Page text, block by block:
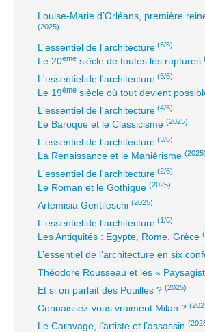
Louise-Marie d’Orléans, première
(2025)
L'essentiel de l'architecture (6/6)
Le 20ème siècle de toutes les ruptures
L'essentiel de l'architecture (5/6)
Le 19ème siècle où tout devient
L'essentiel de l'architecture (4/6)
Le Baroque et le Classicisme (2025)
L'essentiel de l'architecture (3/6)
La Renaissance et le Maniérisme (2025)
L'essentiel de l'architecture (2/6)
Le Roman et le Gothique (2025)
Artemisia Gentileschi (2025)
L'essentiel de l'architecture (1/6)
Les Antiquités : Egypte, Rome, Grèce
L’essentiel de l’architecture en six
Théodore Rousseau et les «
Et si on parlait des Pouilles ? (2025)
Connaissez-vous vraiment Milan ?
Le Caravage, l’artiste et l’assassin